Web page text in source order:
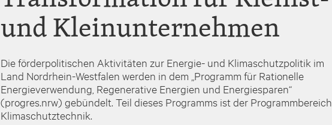
und Kleinunternehmen
Die förderpolitischen Aktivitäten zur Energie- und Klimaschutzpolitik im
Land Nordrhein-Westfalen werden in dem „Programm für Rationelle
Energieverwendung, Regenerative Energien und Energiesparen“
(progres.nrw) gebündelt. Teil dieses Programms ist der Programmbereich
Klimaschutztechnik.